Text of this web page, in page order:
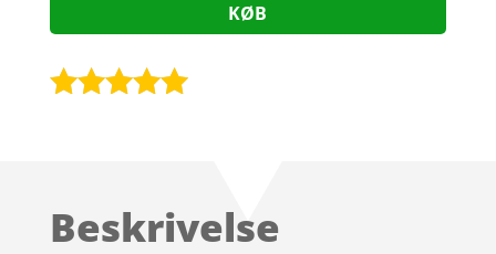
KØB
kundebedøm
Beskrivelse